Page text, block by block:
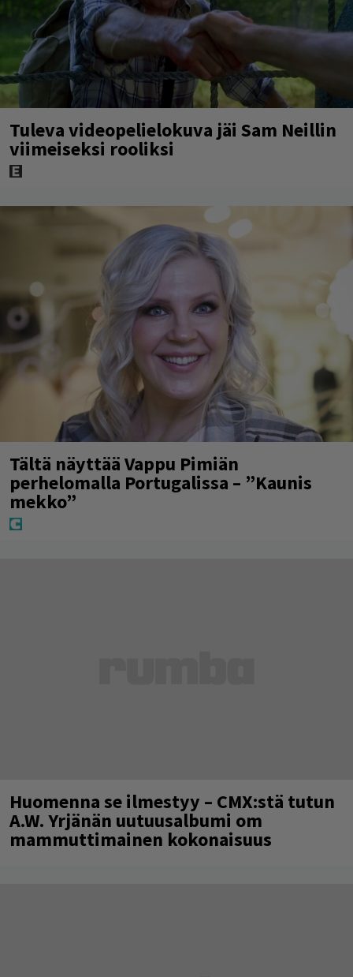
Tuleva videopelielokuva jäi Sam Neillin
viimeiseksi rooliksi
Tältä näyttää Vappu Pimiän
perhelomalla Portugalissa – ”Kaunis
mekko”
Huomenna se ilmestyy – CMX:stä tutun
A.W. Yrjänän uutuusalbumi om
mammuttimainen kokonaisuus